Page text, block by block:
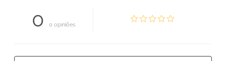
0 0 opiniões